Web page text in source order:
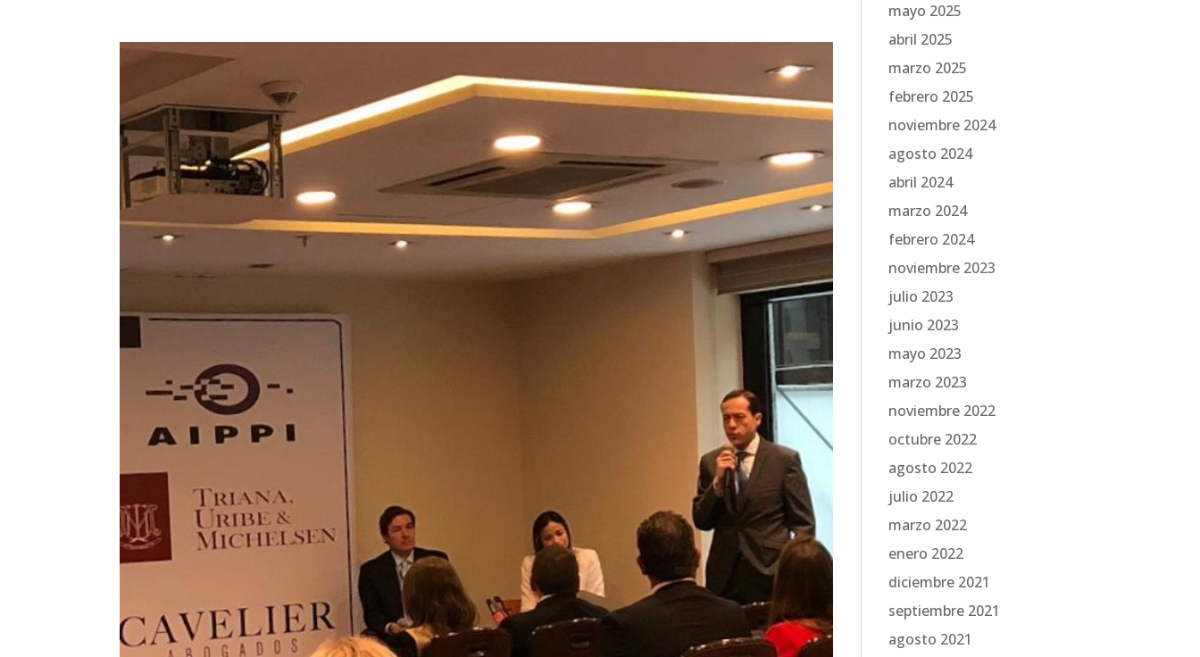
mayo 2025
abril 2025
marzo 2025
febrero 2025
noviembre 2024
agosto 2024
abril 2024
marzo 2024
febrero 2024
noviembre 2023
julio 2023
junio 2023
mayo 2023
marzo 2023
noviembre 2022
octubre 2022
agosto 2022
julio 2022
marzo 2022
enero 2022
diciembre 2021
septiembre 2021
agosto 2021